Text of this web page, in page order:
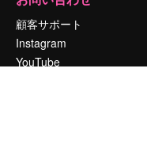
顧客サポート
Instagram
YouTube